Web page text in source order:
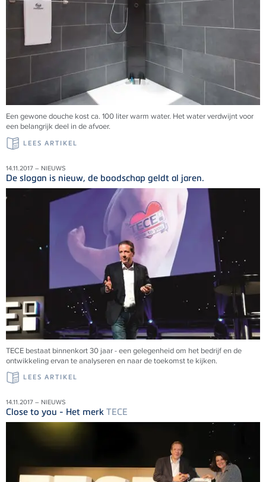
Een gewone douche kost ca. 100 liter warm water. Het water verdwijnt voor
een belangrijk deel in de afvoer.
LEES ARTIKEL
14.11.2017 – NIEUWS
De slogan is nieuw, de boodschap geldt al jaren.
TECE bestaat binnenkort 30 jaar - een gelegenheid om het bedrijf en de
ontwikkeling ervan te analyseren en naar de toekomst te kijken.
LEES ARTIKEL
14.11.2017 – NIEUWS
Close to you - Het merk TECE